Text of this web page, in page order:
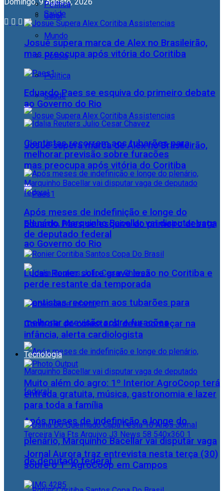
Geral
Mundo
Polícia
Política
Saúde
Josué supera marca de Alex no Brasileirão,
mas preocupa após vitória do Coritiba
Eduardo Paes se esquiva do primeiro debate
ao Governo do Rio
Cientistas recorrem aos tubarões para
melhorar previsão sobre furacões
Após meses de indefinição e longe do
plenário, Marquinho Bacellar vai disputar vaga
de deputado federal
Política
Saúde
Josué supera marca de Alex no Brasileirão,
mas preocupa após vitória do Coritiba
Eduardo Paes se esquiva do primeiro debate
ao Governo do Rio
Cientistas recorrem aos tubarões para
melhorar previsão sobre furacões
Após meses de indefinição e longe do
plenário, Marquinho Bacellar vai disputar vaga
de deputado federal
Lucas Ronier sofre grave lesão no Coritiba e
perde restante da temporada
Controle do colesterol deve começar na
infância, alerta cardiologista
Tecnologia
Muito além do agro: 1º Interior AgroCoop terá
entrada gratuita, música, gastronomia e lazer
para toda a família
Jornal Aurora traz entrevista nesta terça (30)
sobre o 1° AgroCoop em Campos